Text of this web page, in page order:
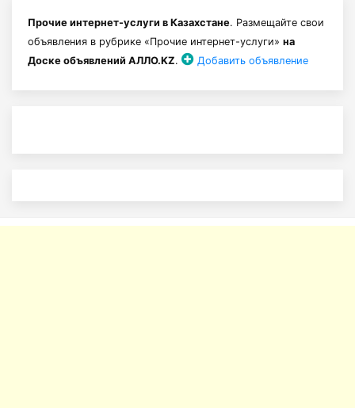
Прочие интернет-услуги в Казахстане. Размещайте свои
объявления в рубрике «Прочие интернет-услуги» на
Доске объявлений АЛЛО.KZ. Добавить объявление